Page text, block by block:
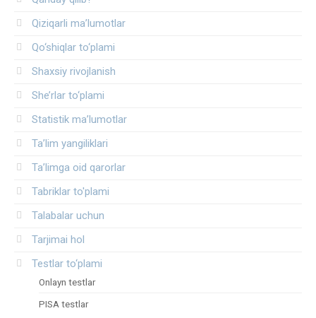
Qiziqarli ma’lumotlar
Qo‘shiqlar to‘plami
Shaxsiy rivojlanish
She’rlar to‘plami
Statistik ma’lumotlar
Ta’lim yangiliklari
Ta’limga oid qarorlar
Tabriklar to'plami
Talabalar uchun
Tarjimai hol
Testlar to‘plami
Onlayn testlar
PISA testlar